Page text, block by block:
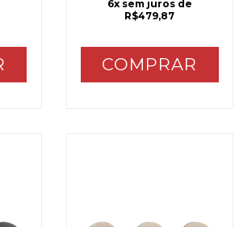
6x sem juros de
R$479,87
COMPRAR